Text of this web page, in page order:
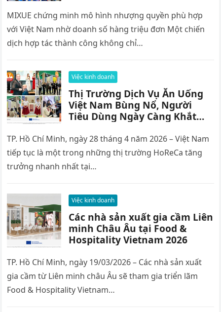
MIXUE chứng minh mô hình nhượng quyền phù hợp
với Việt Nam nhờ doanh số hàng triệu đơn Một chiến
dịch hợp tác thành công không chỉ…
Việc kinh doanh
Thị Trường Dịch Vụ Ăn Uống
Việt Nam Bùng Nổ, Người
Tiêu Dùng Ngày Càng Khắt
TP. Hồ Chí Minh, ngày 28 tháng 4 năm 2026 – Việt Nam
tiếp tục là một trong những thị trường HoReCa tăng
trưởng nhanh nhất tại…
Việc kinh doanh
Các nhà sản xuất gia cầm Liên
minh Châu Âu tại Food &
Hospitality Vietnam 2026
TP. Hồ Chí Minh, ngày 19/03/2026 – Các nhà sản xuất
gia cầm từ Liên minh châu Âu sẽ tham gia triển lãm
Food & Hospitality Vietnam…